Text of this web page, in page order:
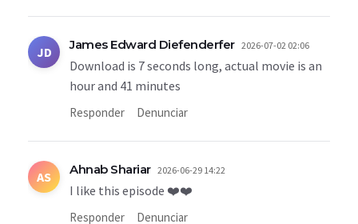
JD James Edward Diefenderfer 2026-07-02 02:06
Download is 7 seconds long, actual movie is an
hour and 41 minutes
Responder Denunciar
AS Ahnab Shariar 2026-06-29 14:22
I like this episode ❤️❤️
Responder Denunciar